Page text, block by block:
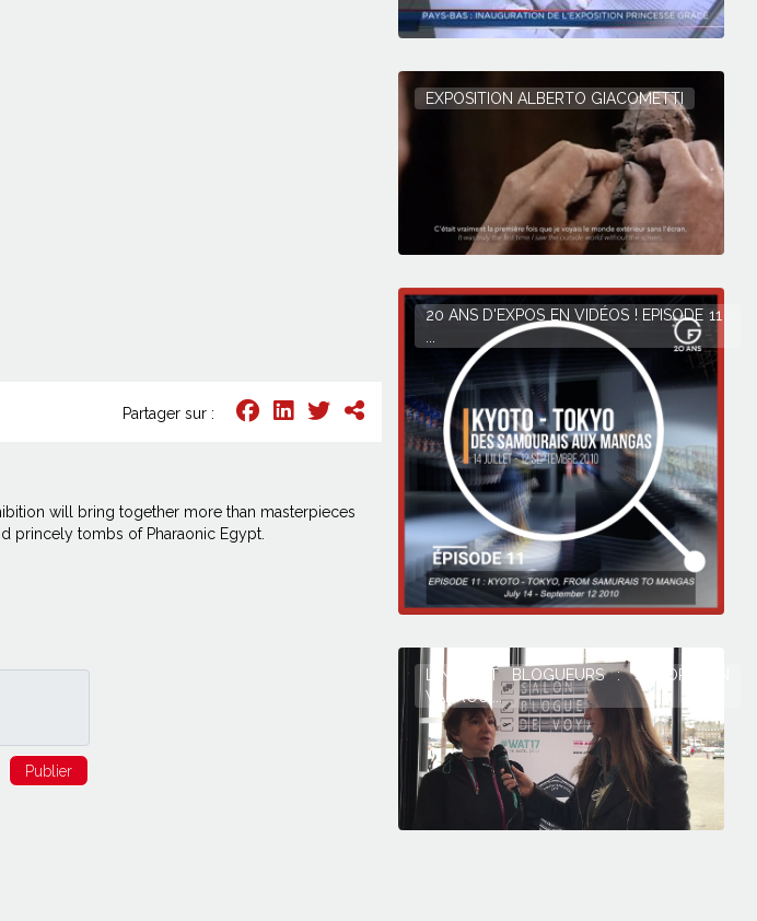
Partager sur :
will bring together more than masterpieces
princely tombs of Pharaonic Egypt.
Publier
EXPOSITION ALBERTO GIACOMETTI
20 ANS D'EXPOS EN VIDÉOS ! EPISODE 11 :
L'INSTANT BLOGUEURS : SÉNIORS EN
VADROUI...